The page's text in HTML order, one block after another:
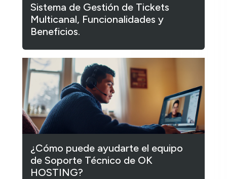
Sistema de Gestión de Tickets
Multicanal, Funcionalidades y
Beneficios.
¿Cómo puede ayudarte el equipo
de Soporte Técnico de OK
HOSTING?